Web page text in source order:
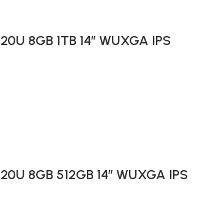
8GB 1TB 14″ WUXGA IPS
8GB 512GB 14″ WUXGA IPS